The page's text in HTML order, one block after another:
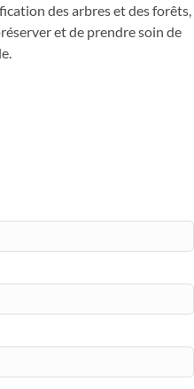
des arbres et des forêts,
et de prendre soin de